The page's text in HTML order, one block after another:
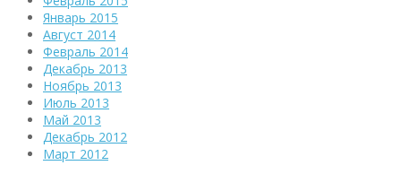
Январь 2015
Август 2014
Февраль 2014
Декабрь 2013
Ноябрь 2013
Июль 2013
Май 2013
Декабрь 2012
Март 2012